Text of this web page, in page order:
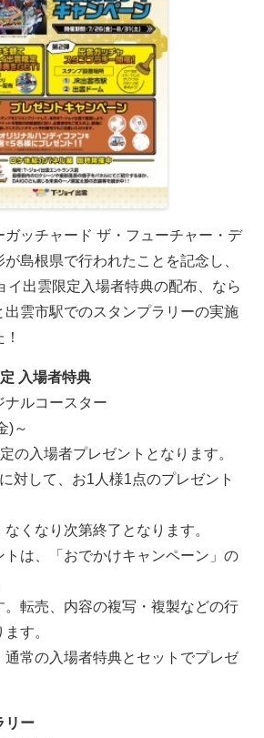
ガッチャード ザ・フューチャー・デ
島根県で行われたことを記念し、
イ出雲限定入場者特典の配布、なら
出雲市駅でのスタンプラリーの実施
入場者特典
ナルコースター
)～
の入場者プレゼントとなります。
対して、お1人様1点のプレゼント
くなり次第終了となります。
は、「おでかけキャンペーン」の
転売、内容の複写・複製などの行
す。
常の入場者特典とセットでプレゼ
リー